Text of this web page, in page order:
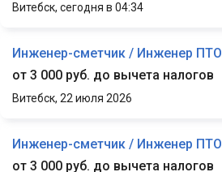
Витебск, сегодня в 04:34
Инженер-сметчик / Инженер ПТО
от 3 000 руб. до вычета налогов
Витебск, 22 июля 2026
Инженер-сметчик / Инженер ПТО
от 3 000 руб. до вычета налогов